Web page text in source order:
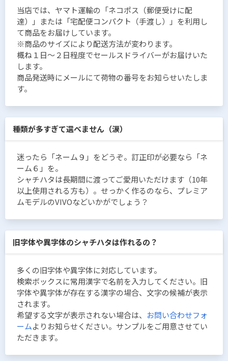
当店では、ヤマト運輸の「ネコポス（郵便受けに配
達）」または「宅配便コンパクト（手渡し）」を利用し
て商品をお届けしています。
※商品のサイズにより配送方法が変わります。
概ね１日〜２日程度でセールスドライバーがお届けいた
します。
商品発送時にメールにて荷物の番号をお知らせいたしま
す。
種類が多すぎて選べません（涙）
迷ったら「ネーム９」をどうぞ。訂正印が必要なら「ネ
ーム６」を。
シャチハタは長期間に渡ってご愛用いただけます（10年
以上使用される方も）。せっかく作るのなら、プレミア
ムモデルのVIVOなどいかがでしょう？
旧字体や異字体のシャチハタは作れるの？
多くの旧字体や異字体に対応しています。
検索ボックスに常用漢字で名前を入力してください。旧
字体や異字体が存在する漢字の場合、文字の候補が表示
されます。
希望する文字が表示されない場合は、 お問い合わせフォ
ームよりお知らせください。サンプルをご用意させてい
ただきます。